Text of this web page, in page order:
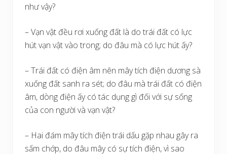
như vậy?
– Vạn vật đều rơi xuống đất là do trái đất có lực
hút vạn vật vào trong; do đâu mà có lực hút ấy?
– Trái đất có điện âm nên mây tích điện dương sà
xuống đất sanh ra sét; do đâu mà trái đất có điện
âm, dòng điện ấy có tác dụng gì đối với sự sống
của con người và vạn vật?
– Hai đám mây tích điện trái dấu gặp nhau gây ra
sấm chớp, do đâu mây có sự tích điện, vì sao